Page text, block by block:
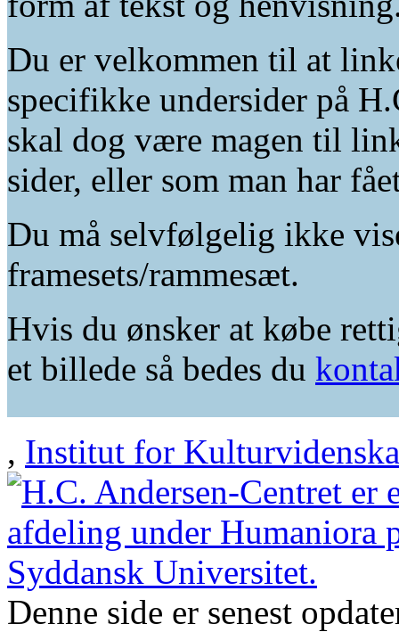
Du er velkommen til at
specifikke undersider på
skal dog være magen til
sider, eller som man har
Du må selvfølgelig ikke
framesets/rammesæt.
Hvis du ønsker at købe
et billede så bedes du
, Institut for
Denne side er senest